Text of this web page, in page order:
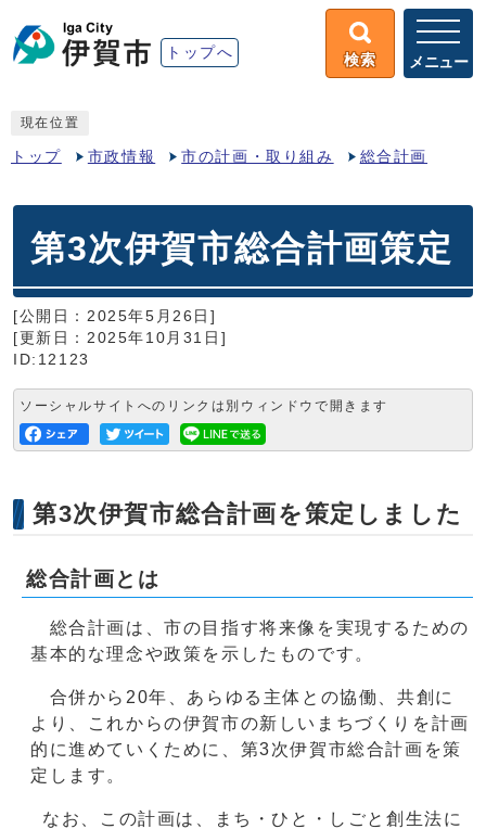
トップへ 検索 メニュー
現在位置
トップ 市政情報 市の計画・取り組み 総合計画
第3次伊賀市総合計画策定
[公開日：2025年5月26日]
[更新日：2025年10月31日]
ID:12123
ソーシャルサイトへのリンクは別ウィンドウで開きます
第3次伊賀市総合計画を策定しました
総合計画とは
総合計画は、市の目指す将来像を実現するための
基本的な理念や政策を示したものです。
合併から20年、あらゆる主体との協働、共創に
より、これからの伊賀市の新しいまちづくりを計画
的に進めていくために、第3次伊賀市総合計画を策
定します。
なお、この計画は、まち・ひと・しごと創生法に